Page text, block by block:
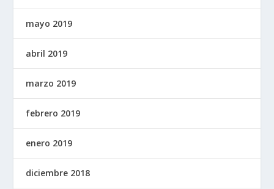
mayo 2019
abril 2019
marzo 2019
febrero 2019
enero 2019
diciembre 2018